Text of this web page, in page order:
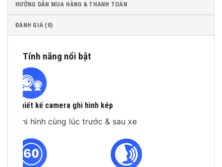
HƯỚNG DẪN MUA HÀNG & THANH TOÁN
ĐÁNH GIÁ (0)
Tính năng nổi bật
Thiết kế camera ghi hình kép
Ghi hình cùng lúc trước & sau xe